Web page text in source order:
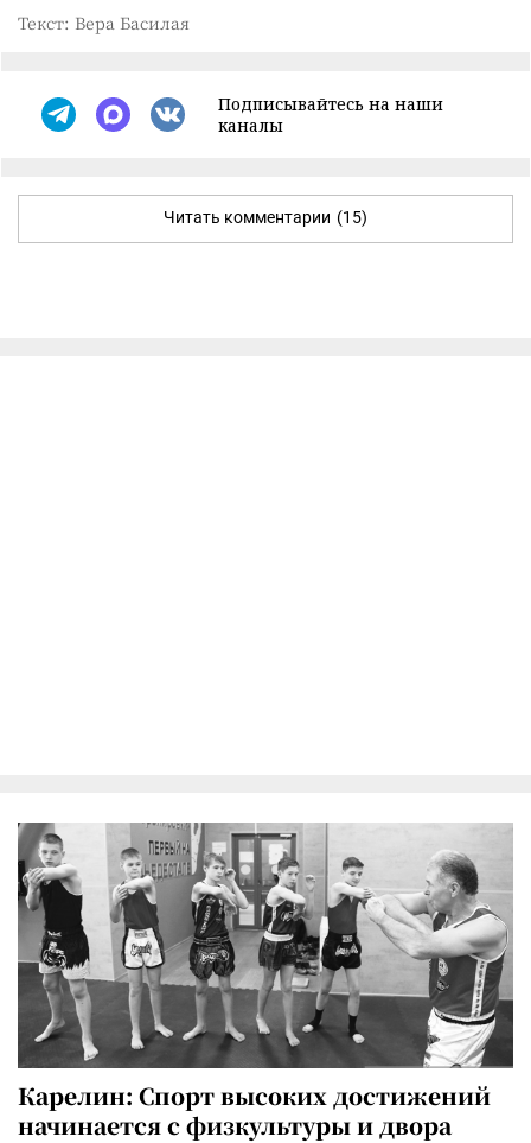
Текст: Вера Басилая
Подписывайтесь на наши
каналы
Читать комментарии (15)
Карелин: Спорт высоких достижений
начинается с физкультуры и двора